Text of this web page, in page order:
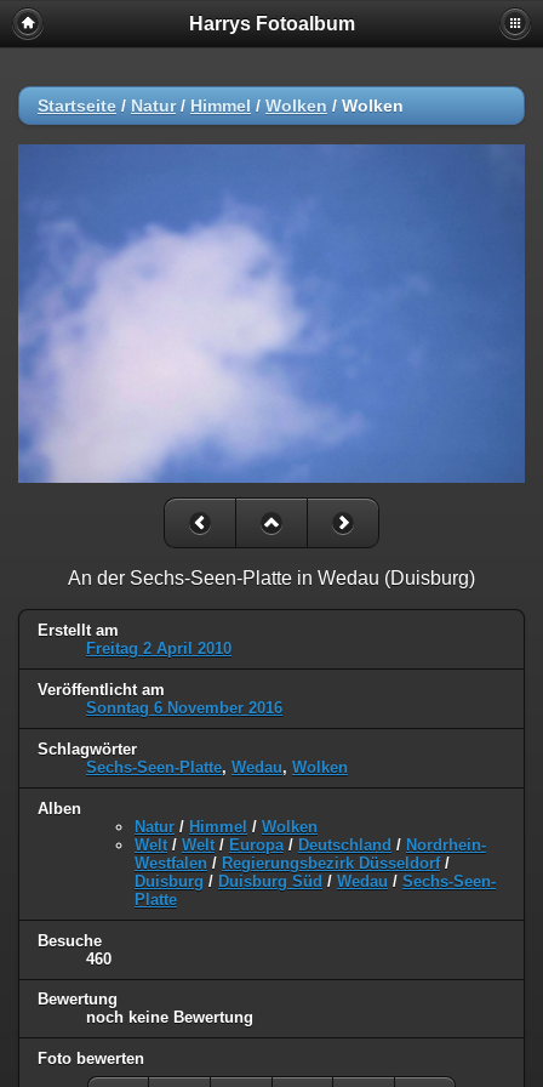
Harrys Fotoalbum
Startseite / Natur/ Himmel / Wolken / Wolken
An der Sechs-Seen-Platte in Wedau (Duisburg)
Erstellt am
Freitag 2 April 2010
Veröffentlicht am
Sonntag 6 November 2016
Schlagwörter
Sechs-Seen-Platte, Wedau, Wolken
Alben
Natur / Himmel / Wolken
Welt / Welt / Europa / Deutschland / Nordrhein-
Westfalen / Regierungsbezirk Düsseldorf/
Duisburg / Duisburg Süd / Wedau / Sechs-Seen-
Platte
Besuche
460
Bewertung
noch keine Bewertung
Foto bewerten